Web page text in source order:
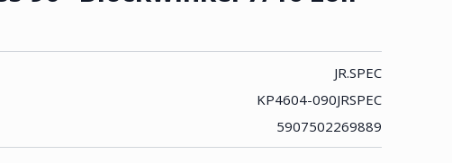
JR.SPEC
KP4604-090JRSPEC
5907502269889